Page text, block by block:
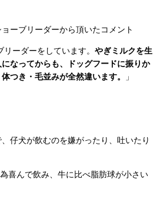
ーブリーダーから頂いたコメント
ーダーをしています。 やぎミルクを生
なってからも、ドッグフードに振りか
つき・毛並みが全然違います。
」
仔犬が飲むのを嫌がったり、吐いたり
喜んで飲み、牛に比べ脂肪球が小さい